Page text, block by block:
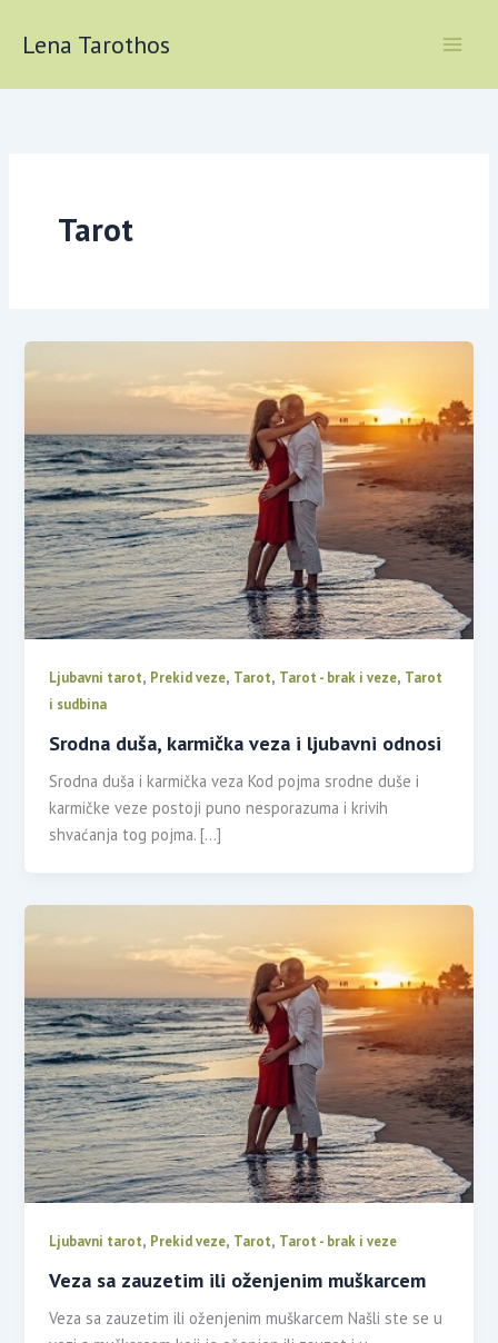
Lena Tarothos
Tarot
Ljubavni tarot, Prekid veze, Tarot, Tarot - brak i veze, Tarot
i sudbina
Srodna duša, karmička veza i ljubavni odnosi
Srodna duša i karmička veza Kod pojma srodne duše i
karmičke veze postoji puno nesporazuma i krivih
shvaćanja tog pojma. […]
Ljubavni tarot, Prekid veze, Tarot, Tarot - brak i veze
Veza sa zauzetim ili oženjenim muškarcem
Veza sa zauzetim ili oženjenim muškarcem Našli ste se u